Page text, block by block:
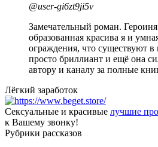
@user-gi6zt9ji5v
Замечательный роман.
образованная красива я и
ограждения, что существуют
просто бриллиант и ещё она
автору и каналу за полные
Лёгкий заработок
Сексуальные и красивые лучшие
к Вашему звонку!
Рубрики рассказов